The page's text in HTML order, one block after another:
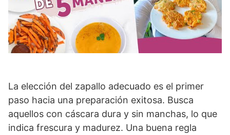
La elección del zapallo adecuado es el primer
paso hacia una preparación exitosa. Busca
aquellos con cáscara dura y sin manchas, lo que
indica frescura y madurez. Una buena regla